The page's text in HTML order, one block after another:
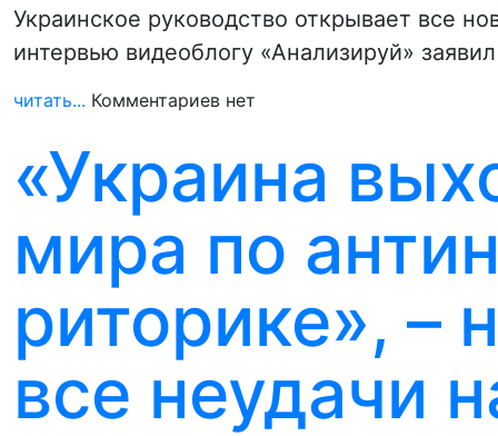
Украинское руководство открывает все
интервью видеоблогу «Анализируй»
читать... Комментариев нет
«Украина
мира по
риторике», –
все неудачи